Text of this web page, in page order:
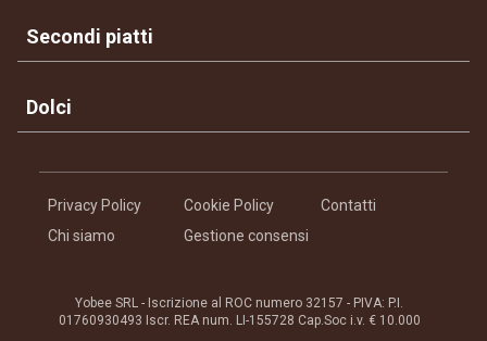
Secondi piatti
Dolci
Privacy Policy Cookie Policy
Contatti
Chi siamo
Gestione consensi
Yobee SRL - Iscrizione al ROC numero 32157 - PIVA: P.I.
01760930493 Iscr. REA num. LI-155728 Cap.Soc i.v. € 10.000